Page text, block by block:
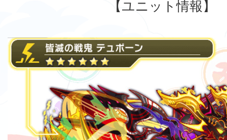
【ユニット情報】